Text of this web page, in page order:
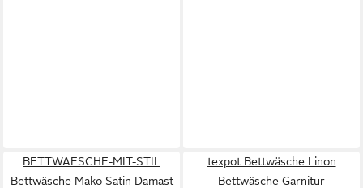
BETTWAESCHE-MIT-STIL
Bettwäsche Mako Satin Damast
texpot Bettwäsche Linon
Bettwäsche Garnitur